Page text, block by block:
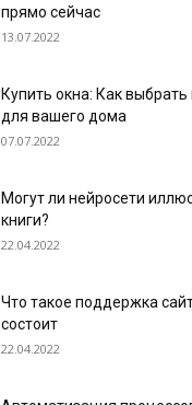
прямо сейчас
13.07.2022
Купить окна: Как
для вашего дома
07.07.2022
Могут ли нейросети
книги?
22.04.2022
Что такое поддержка
состоит
22.04.2022